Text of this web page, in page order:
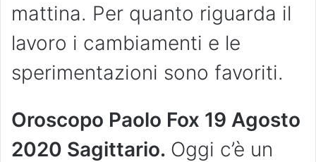
mattina. Per quanto riguarda il
lavoro i cambiamenti e le
sperimentazioni sono favoriti.
Oroscopo Paolo Fox 19 Agosto
2020 Sagittario. Oggi c’è un